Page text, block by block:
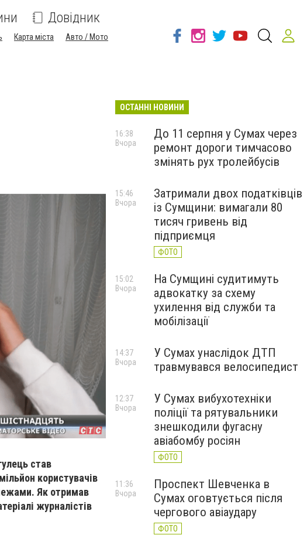
Довідник
Карта міста
Авто / Мото
став
користувачів
межами. Як отримав
журналістів
ОСТАННІ НОВИНИ
До 11 серпня у Сумах через
ремонт дороги тимчасово
змінять рух тролейбусів
16:38
Вчора
Затримали двох податківців
із Сумщини: вимагали 80
тисяч гривень від
підприємця
ФОТО
15:46
Вчора
На Сумщині судитимуть
адвокатку за схему
ухилення від служби та
мобілізації
15:02
Вчора
У Сумах унаслідок ДТП
травмувався велосипедист
14:37
Вчора
У Сумах вибухотехніки
поліції та рятувальники
знешкодили фугасну
авіабомбу росіян
ФОТО
12:37
Вчора
Проспект Шевченка в
Сумах оговтується після
чергового авіаудару
ФОТО
11:36
Вчора